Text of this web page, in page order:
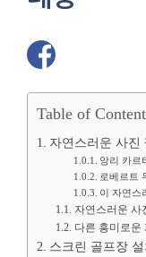
Table of
자연스러운 사진
앙리 카르
로베르트
이 자연스
자연스러운 사
다른 흥미로운
스크린 골프장